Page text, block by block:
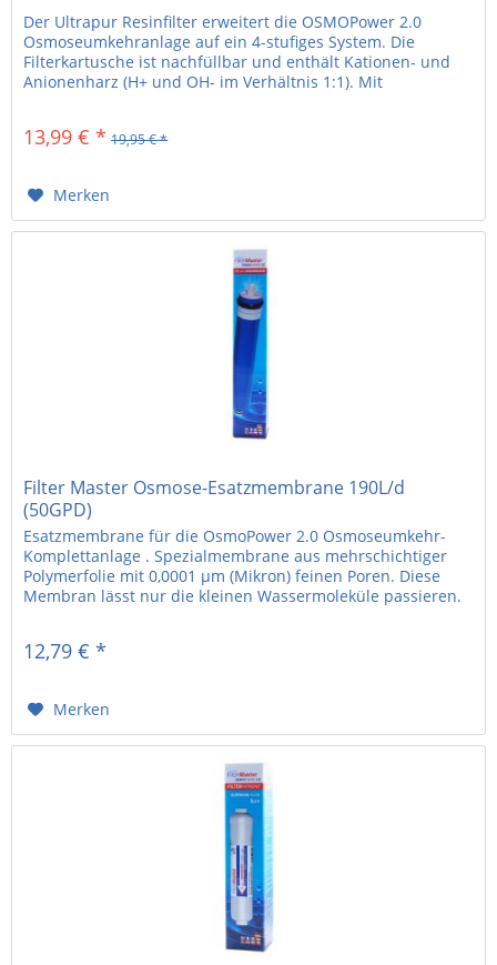
Der Ultrapur Resinfilter erweitert die OSMOPower 2.0
Osmoseumkehranlage auf ein 4-stufiges System. Die
Filterkartusche ist nachfüllbar und enthält Kationen- und
Anionenharz (H+ und OH- im Verhältnis 1:1). Mit
13,99 € * 19,95 € *
Merken
Filter Master Osmose-Esatzmembrane 190L/d
(50GPD)
Esatzmembrane für die OsmoPower 2.0 Osmoseumkehr-
Komplettanlage . Spezialmembrane aus mehrschichtiger
Polymerfolie mit 0,0001 µm (Mikron) feinen Poren. Diese
Membran lässt nur die kleinen Wassermoleküle passieren.
12,79 € *
Merken